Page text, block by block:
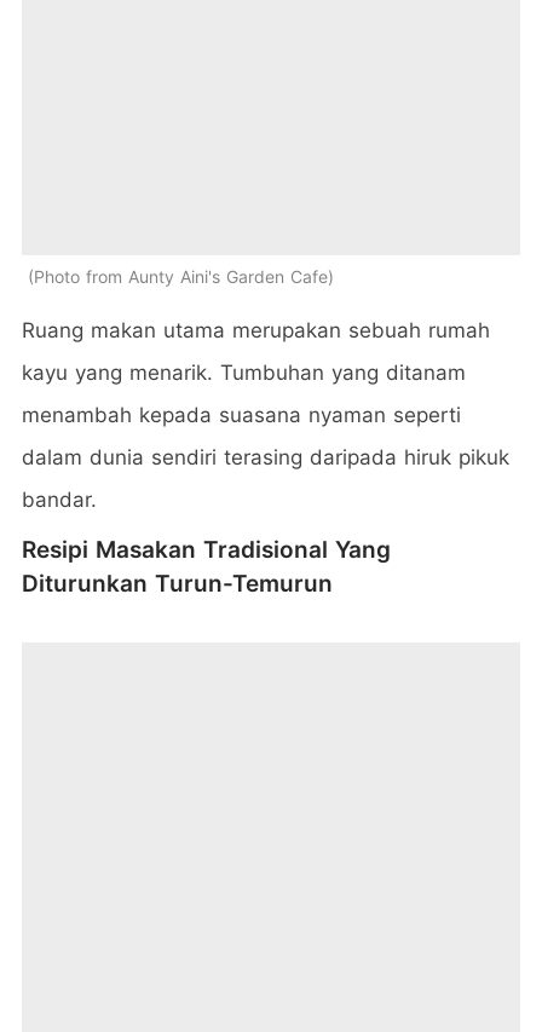
Photo from Aunty Aini's Garden Cafe
Ruang makan utama merupakan sebuah rumah
kayu yang menarik. Tumbuhan yang ditanam
menambah kepada suasana nyaman seperti
dalam dunia sendiri terasing daripada hiruk pikuk
bandar.
Resipi Masakan Tradisional Yang
Diturunkan Turun-Temurun